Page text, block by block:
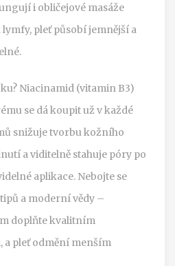
i obličejové masáže
pleť působí jemnější a
Niacinamid (vitamin B3)
se dá koupit už v každé
snižuje tvorbu kožního
a viditelně stahuje póry po
aplikace. Nebojte se
a moderní vědy –
doplňte kvalitním
pleť odmění menším